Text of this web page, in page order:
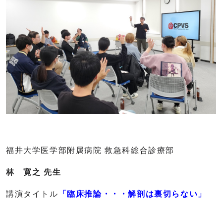
福井大学医学部附属病院 救急科総合診療部
林 寛之 先生
講演タイトル 「 臨床推論・・・解剖は裏切らない 」